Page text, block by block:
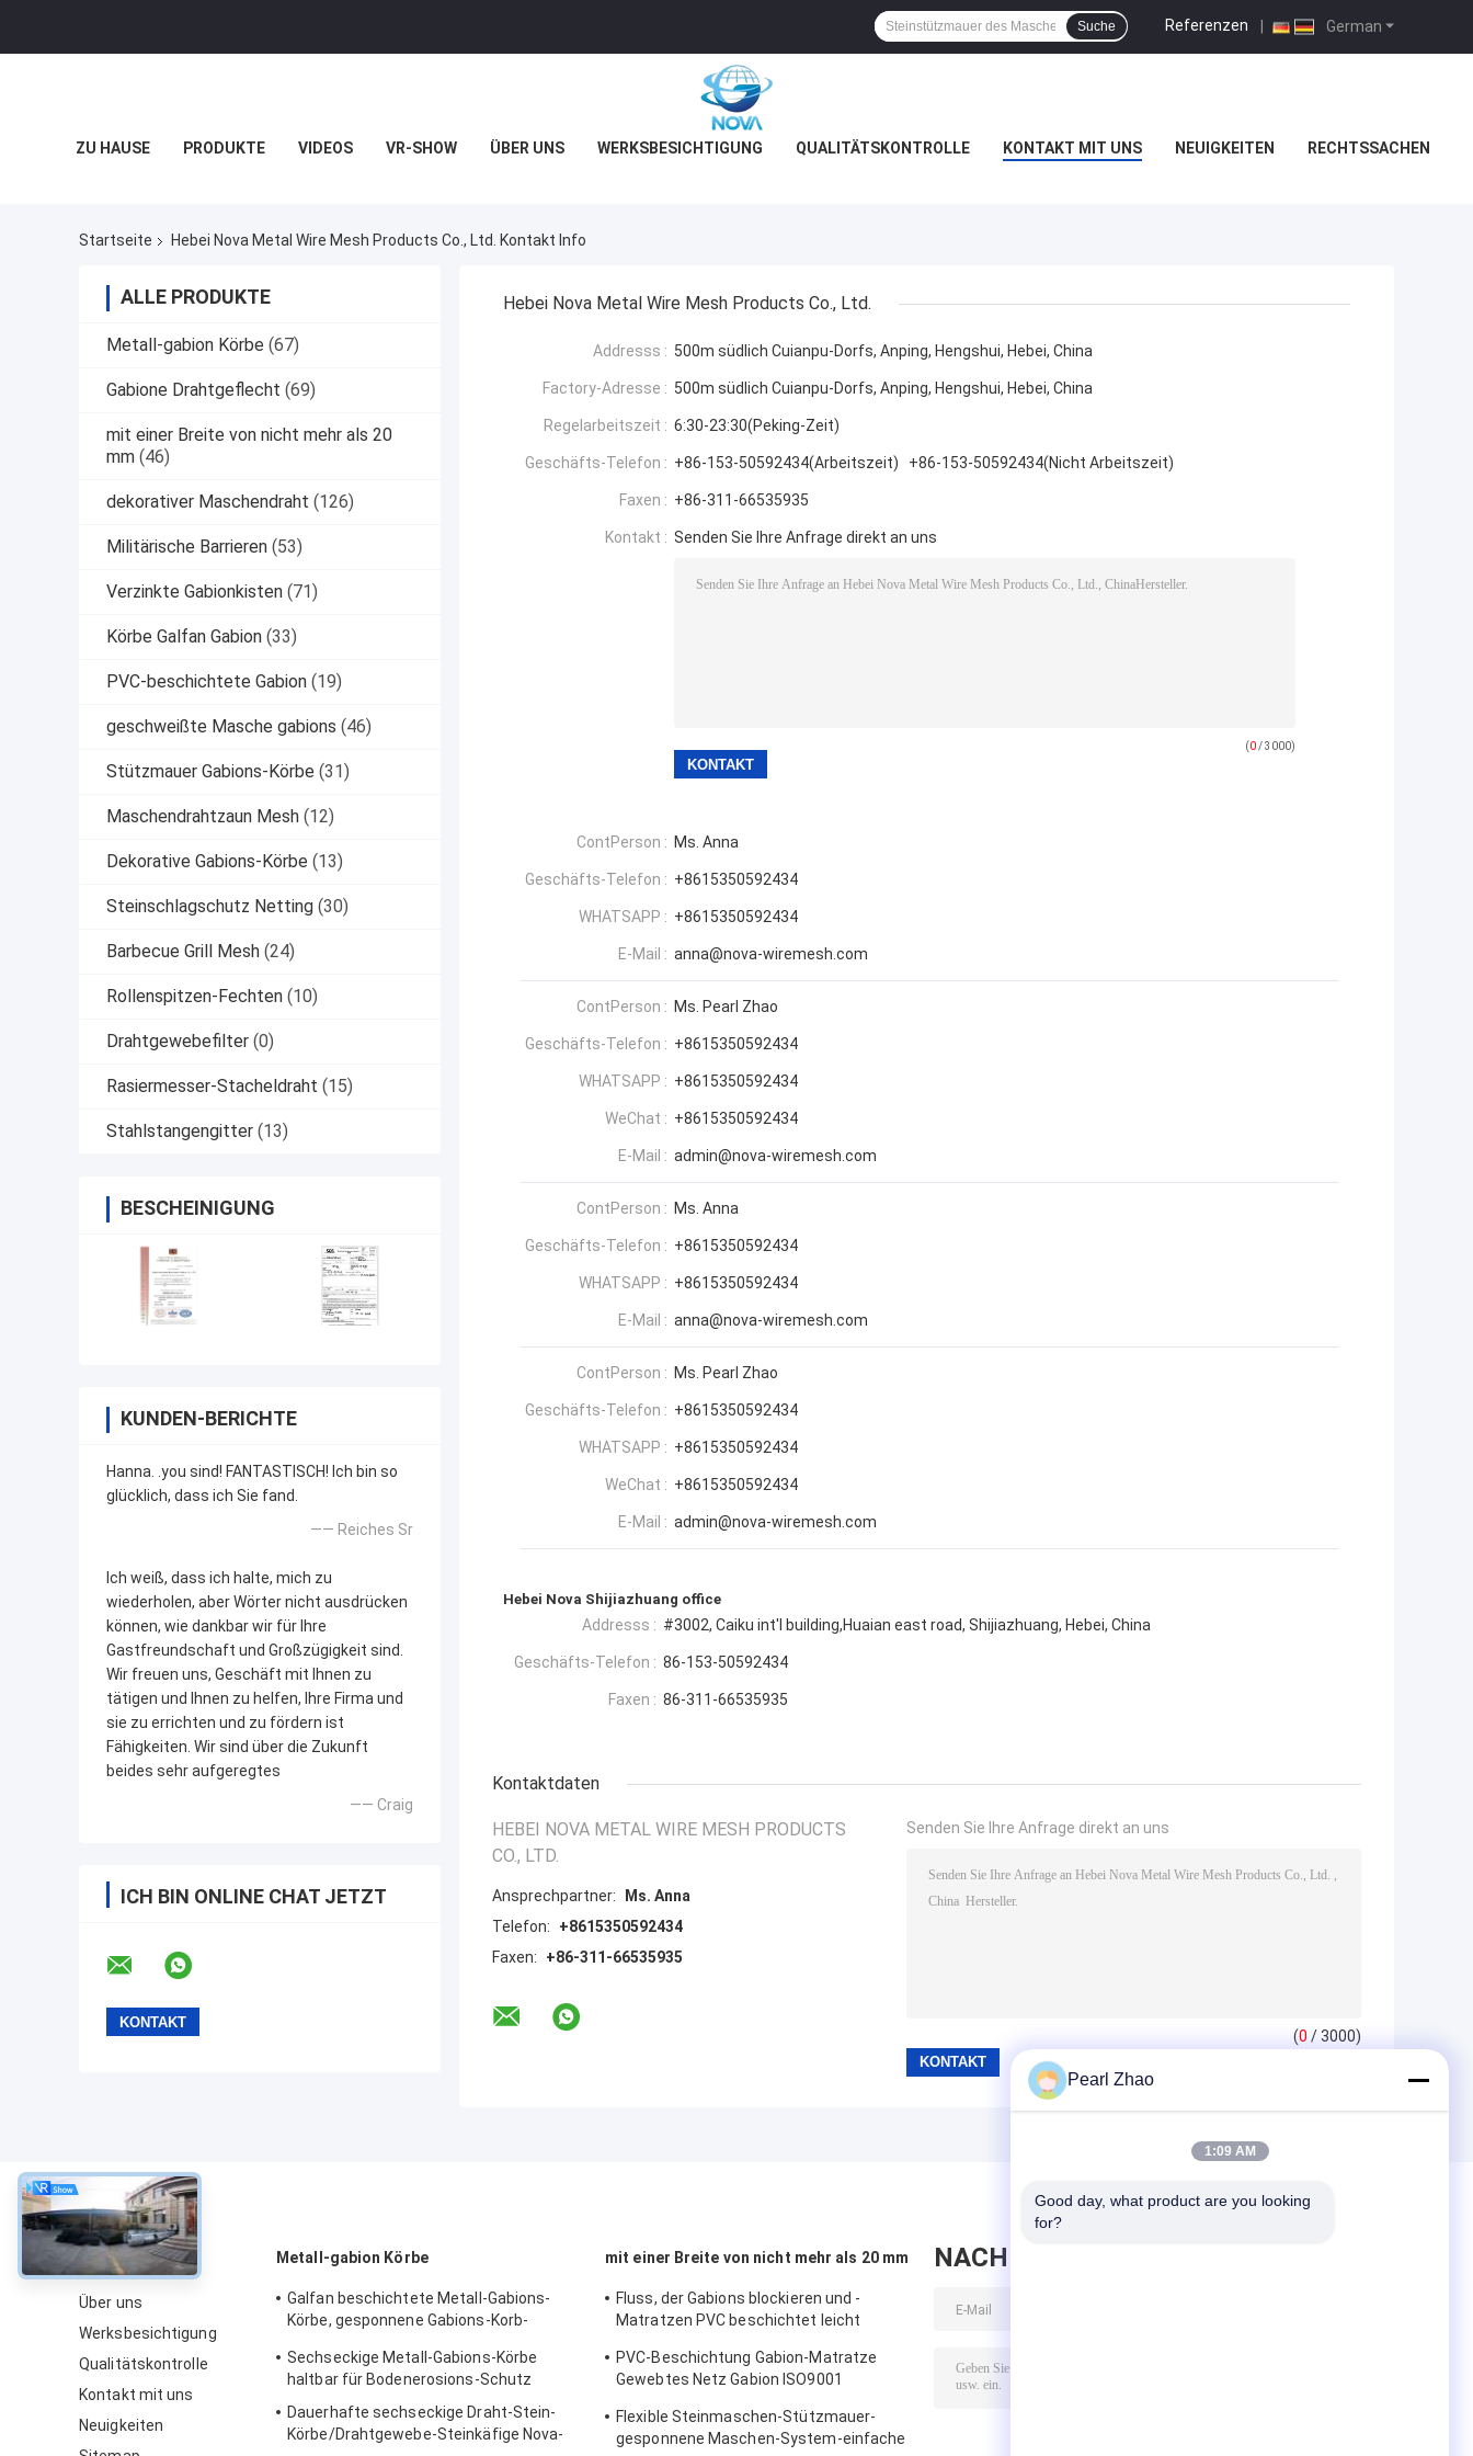
German
Referenzen |
Suche
ZU HAUSE PRODUKTE VIDEOS VR-SHOW ÜBER UNS WERKSBESICHTIGUNG QUALITÄTSKONTROLLE KONTAKT MIT UNS NEUIGKEITEN RECHTSSACHEN
Startseite Hebei Nova Metal Wire Mesh Products Co., Ltd. Kontakt Info
ALLE PRODUKTE
Metall-gabion Körbe (67)
Gabione Drahtgeflecht (69)
mit einer Breite von nicht mehr als 20
mm (46)
dekorativer Maschendraht (126)
Militärische Barrieren (53)
Verzinkte Gabionkisten (71)
Körbe Galfan Gabion (33)
PVC-beschichtete Gabion (19)
geschweißte Masche gabions (46)
Stützmauer Gabions-Körbe (31)
Maschendrahtzaun Mesh (12)
Dekorative Gabions-Körbe (13)
Steinschlagschutz Netting (30)
Barbecue Grill Mesh (24)
Rollenspitzen-Fechten (10)
Drahtgewebefilter (0)
Rasiermesser-Stacheldraht (15)
Stahlstangengitter (13)
BESCHEINIGUNG
KUNDEN-BERICHTE
Hanna. .you sind! FANTASTISCH! Ich bin so
glücklich, dass ich Sie fand.
—— Reiches Sr
Ich weiß, dass ich halte, mich zu
wiederholen, aber Wörter nicht ausdrücken
können, wie dankbar wir für Ihre
Gastfreundschaft und Großzügigkeit sind.
Wir freuen uns, Geschäft mit Ihnen zu
tätigen und Ihnen zu helfen, Ihre Firma und
sie zu errichten und zu fördern ist
Fähigkeiten. Wir sind über die Zukunft
beides sehr aufgeregtes
—— Craig
ICH BIN ONLINE CHAT JETZT
Hebei Nova Metal Wire Mesh Products Co., Ltd.
Addresss : 500m südlich Cuianpu-Dorfs, Anping, Hengshui, Hebei, China
Factory-Adresse : 500m südlich Cuianpu-Dorfs, Anping, Hengshui, Hebei, China
Regelarbeitszeit : 6:30-23:30(Peking-Zeit)
Geschäfts-Telefon : +86-153-50592434(Arbeitszeit) +86-153-50592434(Nicht Arbeitszeit)
Faxen : +86-311-66535935
Kontakt : Senden Sie Ihre Anfrage direkt an uns
(0/ 3000)
ContPerson : Ms. Anna
Geschäfts-Telefon : +8615350592434
WHATSAPP : +8615350592434
E-Mail : anna@nova-wiremesh.com
ContPerson : Ms. Pearl Zhao
Geschäfts-Telefon : +8615350592434
WHATSAPP : +8615350592434
WeChat : +8615350592434
E-Mail : admin@nova-wiremesh.com
ContPerson : Ms. Anna
Geschäfts-Telefon : +8615350592434
WHATSAPP : +8615350592434
E-Mail : anna@nova-wiremesh.com
ContPerson : Ms. Pearl Zhao
Geschäfts-Telefon : +8615350592434
WHATSAPP : +8615350592434
WeChat : +8615350592434
E-Mail : admin@nova-wiremesh.com
Hebei Nova Shijiazhuang office
Addresss : #3002, Caiku int'l building,Huaian east road, Shijiazhuang, Hebei, China
Geschäfts-Telefon : 86-153-50592434
Faxen : 86-311-66535935
Kontaktdaten
HEBEI NOVA METAL WIRE MESH PRODUCTS
CO., LTD.
Ansprechpartner:
Ms. Anna
Telefon:
+8615350592434
Faxen:
+86-311-66535935
Senden Sie Ihre Anfrage direkt an uns
(0 / 3000)
über
Über uns
Werksbesichtigung
Qualitätskontrolle
Kontakt mit uns
Neuigkeiten
Metall-gabion Körbe
Galfan beschichtete Metall-Gabions-
Körbe, gesponnene Gabions-Korb-
Sechseckige Metall-Gabions-Körbe
haltbar für Bodenerosions-Schutz
Dauerhafte sechseckige Draht-Stein-
Körbe/Drahtgewebe-Steinkäfige Nova-
mit einer Breite von nicht mehr als 20 mm
Fluss, der Gabions blockieren und -
Matratzen PVC beschichtet leicht
PVC-Beschichtung Gabion-Matratze
Gewebtes Netz Gabion ISO9001
Körbe Matratze
Flexible Steinmaschen-Stützmauer-
gesponnene Maschen-System-einfache
NACHRICHT HINTERLASSEN
Pearl Zhao
1:09 AM
Good day, what product are you looking
for?